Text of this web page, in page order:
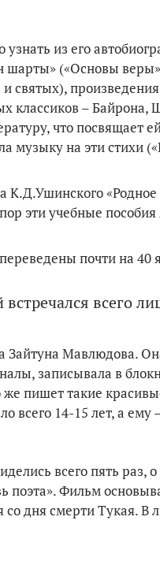
из его
(«Основы
святых),
классиков –
что
музыку на эти стихи
К.Д.Ушинского
эти учебные
почти на
всего
Мавлюдова.
записывала в
пишет такие
всего 14-15 лет, а ему
всего пять
поэта». Фильм
со дня смерти Тукая.